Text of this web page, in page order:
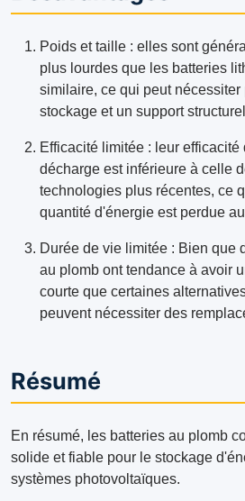
Poids et taille : elles sont
plus lourdes que les batteries
similaire, ce qui peut
stockage et un support
Efficacité limitée : leur efficacité
décharge est inférieure à celle
technologies plus récentes, ce
quantité d'énergie est perdue
Durée de vie limitée : Bien que
au plomb ont tendance à avoir
courte que certaines
peuvent nécessiter des
Résumé
En résumé, les batteries au plomb
solide et fiable pour le stockage
systèmes photovoltaïques.